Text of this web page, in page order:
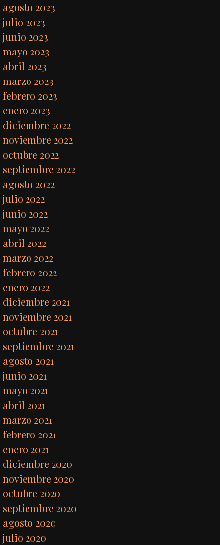
agosto 2023
julio 2023
junio 2023
mayo 2023
abril 2023
marzo 2023
febrero 2023
enero 2023
diciembre 2022
noviembre 2022
octubre 2022
septiembre 2022
agosto 2022
julio 2022
junio 2022
mayo 2022
abril 2022
marzo 2022
febrero 2022
enero 2022
diciembre 2021
noviembre 2021
octubre 2021
septiembre 2021
agosto 2021
junio 2021
mayo 2021
abril 2021
marzo 2021
febrero 2021
enero 2021
diciembre 2020
noviembre 2020
octubre 2020
septiembre 2020
agosto 2020
julio 2020